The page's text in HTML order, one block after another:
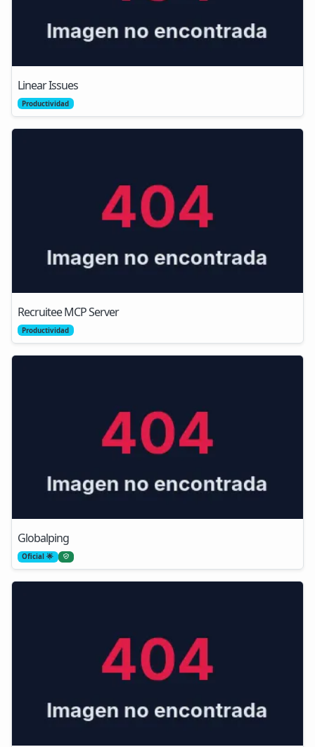
Linear Issues
Productividad
Recruitee MCP Server
Productividad
Globalping
Oficial 🌟